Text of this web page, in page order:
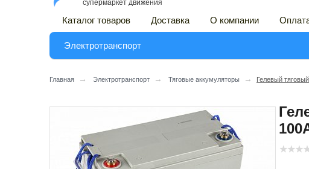
супермаркет движения
Каталог товаров Доставка О компании
Электротранспорт
Главная → Электротранспорт → Тяговые аккумуляторы → Гелевый